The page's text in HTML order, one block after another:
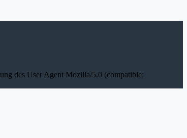
des User Agent Mozilla/5.0 (compatible;